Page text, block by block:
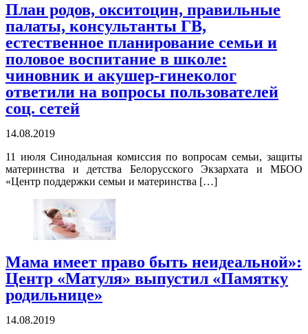
План родов, окситоцин, правильные
палаты, консультанты ГВ,
естественное планирование семьи и
половое воспитание в школе:
чиновник и акушер-гинеколог
ответили на вопросы пользователей
соц. сетей
14.08.2019
11 июля Синодальная комиссия по вопросам семьи, защиты
материнства и детства Белорусского Экзархата и МБОО
«Центр поддержки семьи и материнства […]
Мама имеет право быть неидеальной»:
Центр «Матуля» выпустил «Памятку
родильнице»
14.08.2019